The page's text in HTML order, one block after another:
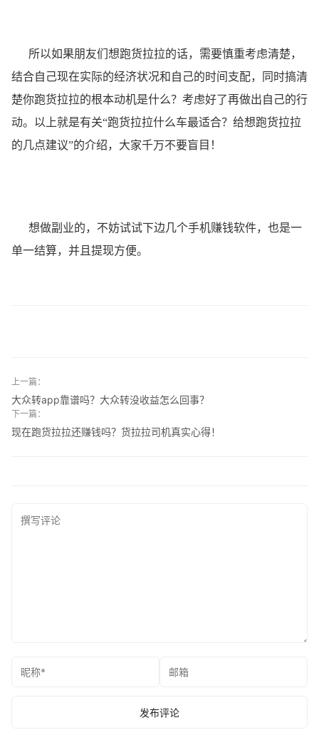
所以如果朋友们想跑货拉拉的话，需要慎重考虑清楚，
结合自己现在实际的经济状况和自己的时间支配，同时搞清
楚你跑货拉拉的根本动机是什么？考虑好了再做出自己的行
动。以上就是有关“跑货拉拉什么车最适合？给想跑货拉拉
的几点建议”的介绍，大家千万不要盲目！
想做副业的，不妨试试下边几个手机赚钱软件，也是一
单一结算，并且提现方便。
上一篇：
大众转app靠谱吗？大众转没收益怎么回事？
下一篇：
现在跑货拉拉还赚钱吗？货拉拉司机真实心得！